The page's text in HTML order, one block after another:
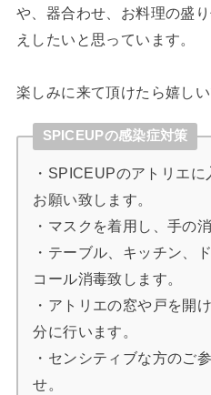
や、器合わせ、お料理の盛
えしたいと思っています。
楽しみに来て頂けたら嬉しい
SPICEUPの感染症対策
・SPICEUPのアトリエ
お願い致します。
・マスクを着用し、手の
・テーブル、キッチン、
コール消毒致します。
・アトリエの窓や戸を開
分に行います。
・センシティブな方のご
せ。